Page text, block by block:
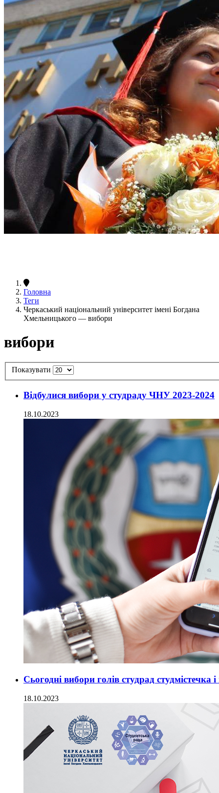
Головна
Теги
Черкаський національний університет імені Богдана
Хмельницького — вибори
вибори
Показувати
Відбулися вибори у студраду ЧНУ 2023-2024
18.10.2023
Сьогодні вибори голів студрад студмістечка
18.10.2023